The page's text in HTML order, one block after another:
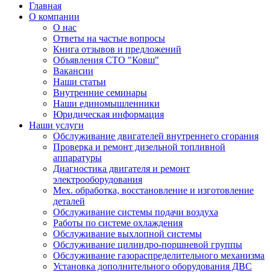
Главная
О компании
О нас
Ответы на частые вопросы
Книга отзывов и предложений
Объявления СТО "Ковш"
Вакансии
Наши статьи
Внутренние семинары
Наши единомышленники
Юридическая информация
Наши услуги
Обслуживание двигателей внутреннего сгорания
Проверка и ремонт дизельной топливной
аппаратуры
Диагностика двигателя и ремонт
электрооборудования
Мех. обработка, восстановление и изготовление
деталей
Обслуживание системы подачи воздуха
Работы по системе охлаждения
Обслуживание выхлопной системы
Обслуживание цилиндро-поршневой группы
Обслуживание газораспределительного механизма
Установка дополнительного оборудования ДВС